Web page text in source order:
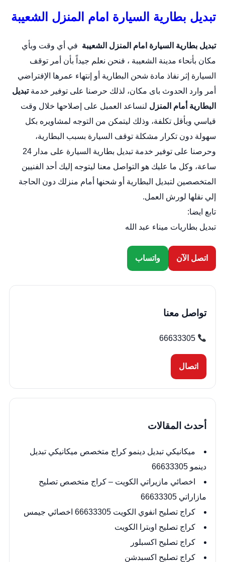
تبديل بطارية السيارة امام المنزل الشعيبة
تبديل بطارية السيارة امام المنزل الشعيبة في أي وقت وبأي
مكان بأنحاء مدينة الشعيبة ، فنحن نعلم جيداً بأن أمر توقف
السيارة إثر نفاذ مادة شحن البطارية أو إنتهاء عمرها الإفتراضي
أمر وارد الحدوث باى مكان، لذلك حرصنا على توفير خدمةتبديل
البطارية أمام المنزل لنساعد العميل على إصلاحها خلال وقت
قياسي وبأقل تكلفة، وذلك ليتمكن من التوجه لمشاويره بكل
سهولة دون تكرار مشكلة توقف السيارة بسبب البطارية،
وحرصنا على توفير خدمة تبديل بطارية السيارة
على مدار 24
ساعة، وكل ما عليك هو التواصل معنا ليتوجه إليك أحد الفنيين
المتخصصين لتبديل البطارية أو شحنها أمام منزلك دون الحاجة
إلي نقلها لورش العمل.
تابع ايضا:
تبديل بطاريات ميناء عبد الله
اتصل الآن واتساب
تواصل معنا
66633305
اتصال
أحدث المقالات
ميكانيكي تبديل دينمو كراج متخصص ميكانيكي تبديل
دينمو 66633305
اخصائي مازيراتي الكويت – كراج متخصص تصليح
مازاراتي 66633305
كراج تصليح انفوي الكويت 66633305 اخصائي جيمس
كراج تصليح اوبترا الكويت
كراج تصليح اكسبلور
كراج تصليح اكسبدشن